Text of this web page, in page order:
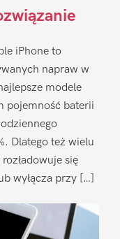
iPhone to
napraw w
modele
pojemność baterii
Dlatego też wielu
się
wyłącza przy […]